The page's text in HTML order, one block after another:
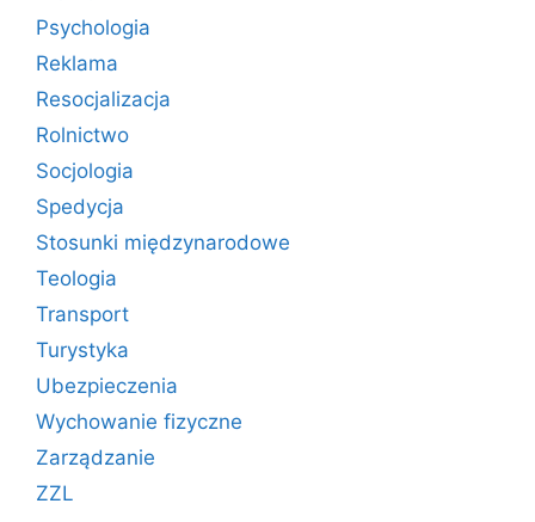
Psychologia
Reklama
Resocjalizacja
Rolnictwo
Socjologia
Spedycja
Stosunki międzynarodowe
Teologia
Transport
Turystyka
Ubezpieczenia
Wychowanie fizyczne
Zarządzanie
ZZL